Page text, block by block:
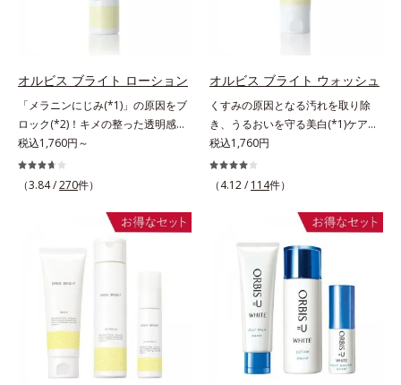
リチン酸2K各商品の詳しい情報は商
BEAUTY夏祭りは、こちら
す。気になるスポットにご使用くだ
着のある肌ではなく、ニキビが治っ
とです。*2 日焼けによるメラニン
の生成を抑え、シミ・ソバカスを防
ぐ。ニキビ・肌荒れを防ぐ。保湿ケ
アのこと。*3 L-アスコルビン酸 2-
グルコシド、リン酸L-アスコルビン
ライト シリーズは「メラニンにじ
C(*8)」を採用。肌奥(*6)まで浸透
ラニンの生成を食い止めます。また
オルビス独自成分の「ブライトVC
コンプレックス(*9)」が、透明感を
阻害する原因(*10)にアプローチし
ます。さらに肌表面のなめらかさや
に、肌荒れ防止有効成分と速効性と
持続性、2種の保湿成分も配合し、
透明感を包括的にサポート。全方位
ケアのアプローチによって、肌本来
の輝きを生かして澄み渡る、輝き透
明肌を叶えます。L＝さっぱりタイ
プ（脂性肌～普通肌）M＝しっとり
タイプ（普通肌～乾性肌）*1 γ－グ
ルタミン酸ポリペプチド、２－メタ
オルビス ブライト ローション
「メラニンにじみ(*1)」の原因をブ
ロック(*2)！キメの整った透明感
(*3)のある肌印象へ導く美白(*2)化
粧水。業界初(*4)知見「メラニンの
第三のルート」である「横のひろが
を目指すブライトニングケア(*5)シ
リーズです。受けてしまった紫外線
ダメージをきっかけに、肌深く(*6)
では「メラニンにじみ(*1)」が発
現。シミやそばかすという「点」だ
けでなく、透明感のなさなどの
「面」での透明感を阻害する原因を
引き起こしていることがわかりまし
た。そこでオルビス ブライト シリ
税込1,760円～
（3.84 /270件）
オルビス ブライト ウォッシュ
くすみの原因となる汚れを取り除
き、うるおいを守る美白(*1)ケアシ
リーズの洗顔料。業界初(*2)知見
「メラニンの第三のルート」である
「横のひろがり」に着目して、全方
ニングケア(*4)シリーズです。受け
てしまった紫外線ダメージをきっか
けに、肌深く(*5)では「メラニンに
じみ(*6)」が発現。シミやそばかす
という「点」だけでなく、透明感の
なさなどの「面」での透明感を阻害
する原因を引き起こしていることが
わかりました。そこでオルビス ブ
ライト シリーズは「メラニンにじ
税込1,760円
（4.12 / 114件）